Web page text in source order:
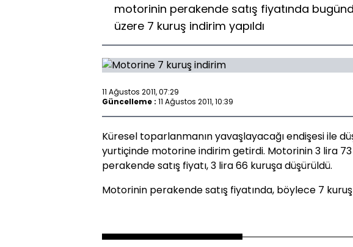
motorinin perakende satış fiyatında
üzere 7 kuruş indirim yapıldı
11 Ağustos 2011, 07:29
Güncelleme : 11 Ağustos 2011, 10:39
Küresel toparlanmanın yavaşlayacağı endişesi ile
yurtiçinde motorine indirim getirdi. Motorinin 3 lira
perakende satış fiyatı, 3 lira 66 kuruşa düşürüldü.
Motorinin perakende satış fiyatında, böylece 7 kuruş